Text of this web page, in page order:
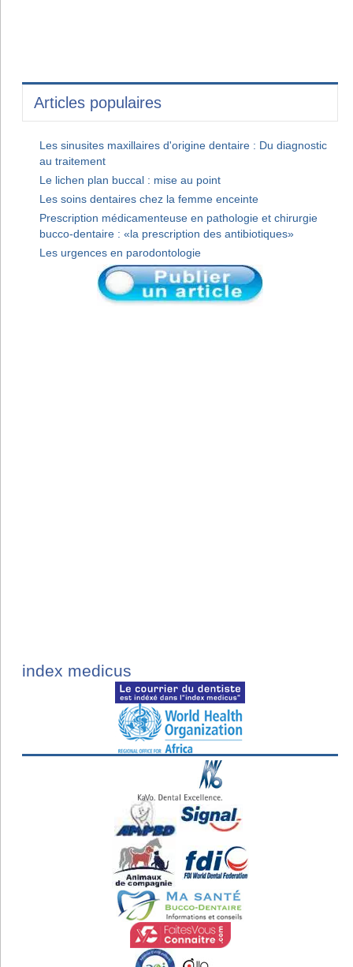
Articles populaires
Les sinusites maxillaires d'origine dentaire : Du diagnostic
au traitement
Le lichen plan buccal : mise au point
Les soins dentaires chez la femme enceinte
Prescription médicamenteuse en pathologie et chirurgie
bucco-dentaire : «la prescription des antibiotiques»
Les urgences en parodontologie
index medicus